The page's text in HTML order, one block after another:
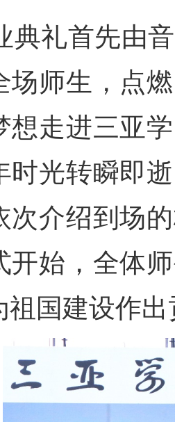
礼首先由
场师生，点
想走进三亚
时光转瞬即
次介绍到场
开始，全体
祖国建设作